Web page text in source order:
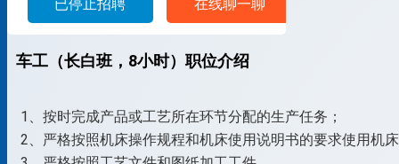
已停止招聘 在线聊一聊
车工（长白班，8小时）职位介绍
1、按时完成产品或工艺所在环节分配的生产任务；
2、严格按照机床操作规程和机床使用说明书的要求使用机